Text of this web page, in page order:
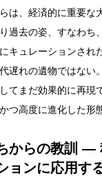
は、経済的に重要な
過去の姿、すなわち
キュレーションされ
遅れの遺物ではない
てまだ効果的に再現
つ高度に進化した形
からの教訓 ―
ョンに応用す